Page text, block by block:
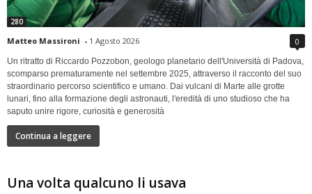
280
Matteo Massironi - 1 Agosto 2026 0
Un ritratto di Riccardo Pozzobon, geologo planetario dell'Università di Padova,
scomparso prematuramente nel settembre 2025, attraverso il racconto del suo
straordinario percorso scientifico e umano. Dai vulcani di Marte alle grotte
lunari, fino alla formazione degli astronauti, l'eredità di uno studioso che ha
saputo unire rigore, curiosità e generosità
Continua a leggere
Una volta qualcuno li usava